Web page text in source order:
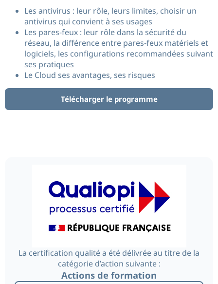
Les antivirus : leur rôle, leurs limites, choisir un
antivirus qui convient à ses usages
Les pares-feux : leur rôle dans la sécurité du
réseau, la différence entre pares-feux matériels et
logiciels, les configurations recommandées suivant
ses pratiques
Le Cloud ses avantages, ses risques
Télécharger le programme
La certification qualité a été délivrée au titre de la
catégorie d’action suivante :
Actions de formation